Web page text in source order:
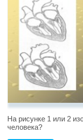
На рисунке 1 или 2
человека?